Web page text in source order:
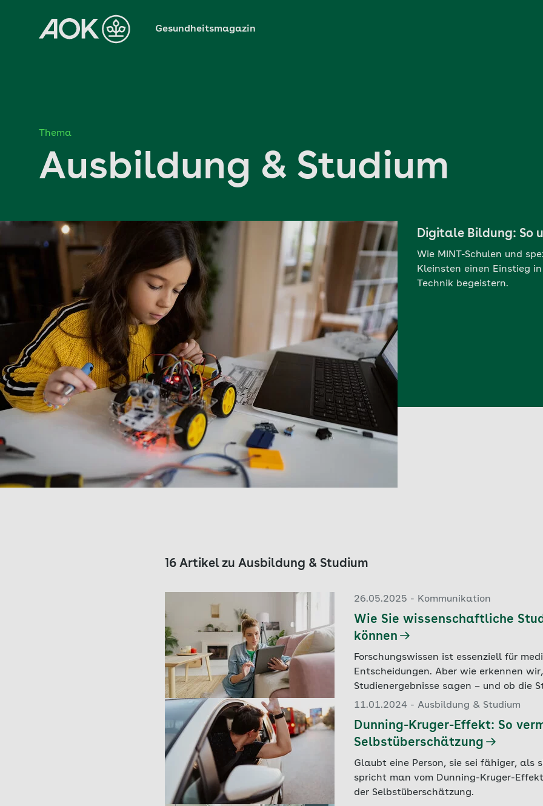
Hauptinhalt
springen
Gesundheitsmagazin
Thema
Ausbildung & Studium
Digitale Bildung: So
Wie MINT-Schulen und
Kleinsten einen Einstieg
Technik begeistern.
16 Artikel zu Ausbildung & Studium
26.05.2025 - Kommunikation
Wie Sie wissenschaftliche
können
Forschungswissen ist essenziell für
Entscheidungen. Aber wie erkennen
Studienergebnisse sagen – und ob die
11.01.2024 - Ausbildung & Studium
Dunning-Kruger-Effekt: So
Selbstüberschätzung
Glaubt eine Person, sie sei fähiger, als
spricht man vom Dunning-Kruger-
der Selbstüberschätzung.